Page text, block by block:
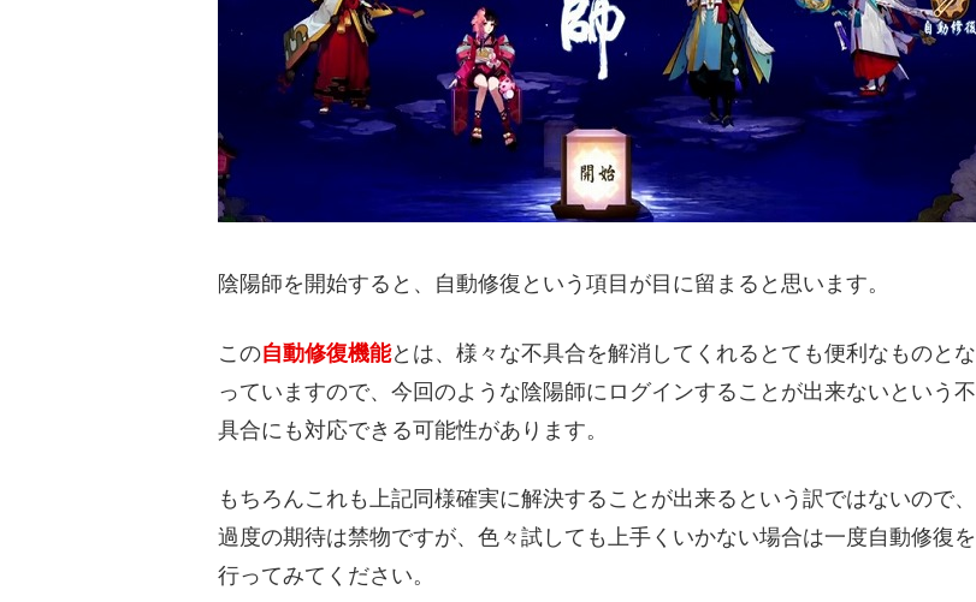
陰陽師を開始すると、自動修復という項目が目に留まると思います。
この自動修復機能とは、様々な不具合を解消してくれるとても便利なものとな
っていますので、今回のような陰陽師にログインすることが出来ないという不
具合にも対応できる可能性があります。
もちろんこれも上記同様確実に解決することが出来るという訳ではないので、
過度の期待は禁物ですが、色々試しても上手くいかない場合は一度自動修復を
行ってみてください。